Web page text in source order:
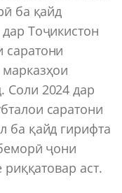
ба қайд
Тоҷикистон
саратони
Соли 2024 дар
саратони
ба қайд гирифта
ҷони
риққатовар аст.